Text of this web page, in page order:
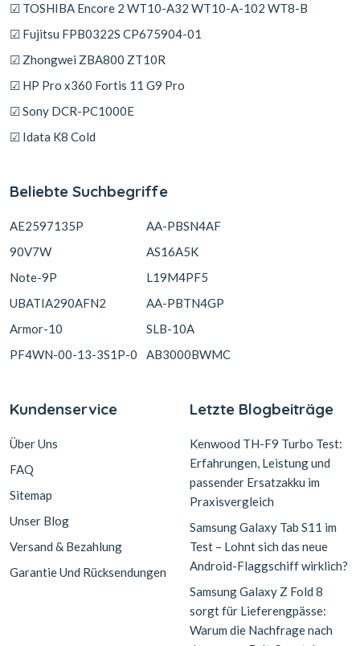
☑ TOSHIBA Encore 2 WT10-A32 WT10-A-102 WT8-B
☑ Fujitsu FPB0322S CP675904-01
☑ Zhongwei ZBA800 ZT10R
☑ HP Pro x360 Fortis 11 G9 Pro
☑ Sony DCR-PC1000E
☑ Idata K8 Cold
Beliebte Suchbegriffe
AE2597135P
90V7W
Note-9P
UBATIA290AFN2
Armor-10
PF4WN-00-13-3S1P-0
AA-PBSN4AF
AS16A5K
L19M4PF5
AA-PBTN4GP
SLB-10A
AB3000BWMC
Kundenservice
Über Uns
FAQ
Sitemap
Unser Blog
Versand & Bezahlung
Garantie Und Rücksendungen
Letzte Blogbeiträge
Kenwood TH-F9 Turbo Test:
Erfahrungen, Leistung und
passender Ersatzakku im
Praxisvergleich
Samsung Galaxy Tab S11 im
Test – Lohnt sich das neue
Android-Flaggschiff wirklich?
Samsung Galaxy Z Fold 8
sorgt für Lieferengpässe:
Warum die Nachfrage nach